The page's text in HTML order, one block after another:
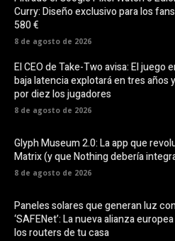
Curry: Diseño exclusivo para los
580 €
8 de agosto de 2026
El CEO de Take-Two avisa: El juego
baja latencia explotará en tres años
por diez los jugadores
8 de agosto de 2026
Glyph Museum 2.0: La app que
Matrix (y que Nothing debería
8 de agosto de 2026
Paneles solares que generan luz
‘SAFENet’: La nueva alianza
los routers de tu casa